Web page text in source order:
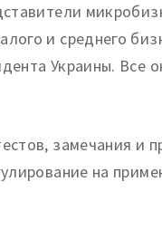
и среднего
Украины. Все
замечания и
на